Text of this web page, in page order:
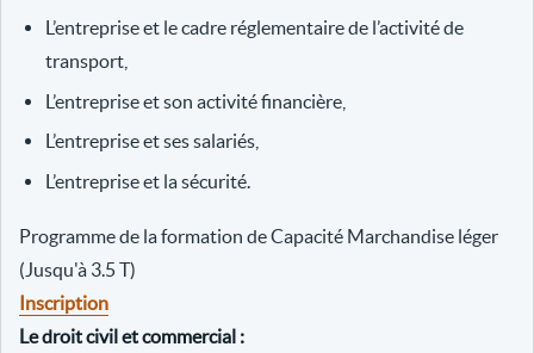
L’entreprise et le cadre réglementaire de l’activité de
transport,
L’entreprise et son activité financière,
L’entreprise et ses salariés,
L’entreprise et la sécurité.
Programme de la formation de Capacité Marchandise léger
(Jusqu'à 3.5 T)
Inscription
Le droit civil et commercial :